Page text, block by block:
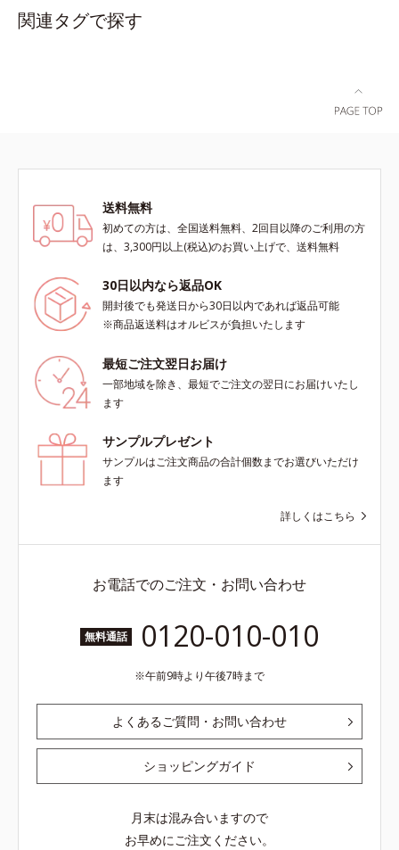
花エキス（すべて保湿成分）
関連タグで探す
送料無料
初めての方は、全国送料無料、2回目以降のご利用の方
は、3,300円以上(税込)のお買い上げで、送料無料
30日以内なら返品OK
開封後でも発送日から30日以内であれば返品可能
※商品返送料はオルビスが負担いたします
最短ご注文翌日お届け
一部地域を除き、最短でご注文の翌日にお届けいたし
ます
サンプルプレゼント
サンプルはご注文商品の合計個数までお選びいただけ
ます
詳しくはこちら
お電話でのご注文・お問い合わせ
無料通話 0120-010-010
午前9時より午後7時まで
よくあるご質問・お問い合わせ
ショッピングガイド
月末は混み合いますので
お早めにご注文ください。